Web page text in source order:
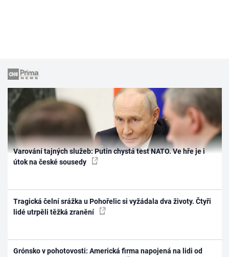
Varování tajných služeb: Putin chystá test NATO. Ve hře je i
útok na české sousedy
Tragická čelní srážka u Pohořelic si vyžádala dva životy. Čtyři
lidé utrpěli těžká zranění
Grónsko v pohotovosti: Americká firma napojená na lidi od